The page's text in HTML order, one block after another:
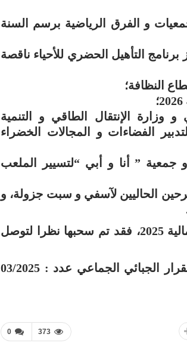
و الفرق الرياضية برسم السنة
برنامج التأهيل الحضري للأحياء ناقصة
الإنتقال الطاقي و التنمية
الفضاءات و المجالات الخضراء
” أنا و أبي “لتسيير الملعب
الحاليين لآسفي و سبت جزولة، و
أما بخصوص النقطة المتعلقة بتعديل ميزانية السنة المالية 2025، فقد تم سحبها نظرا لتوصل
كما تم إرجاء النقطة المتعلقة بتعديل المادة 05 من القرار الجبائي الجماعي عدد : 03/2025
0 373